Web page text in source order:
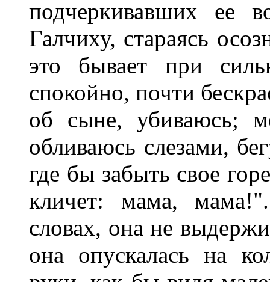
подчеркивавших ее
Галчиху, стараясь
это бывает при
спокойно, почти
об сыне, убиваюсь;
обливаюсь слезами,
где бы забыть свое
кличет: мама,
словах, она не
она опускалась на